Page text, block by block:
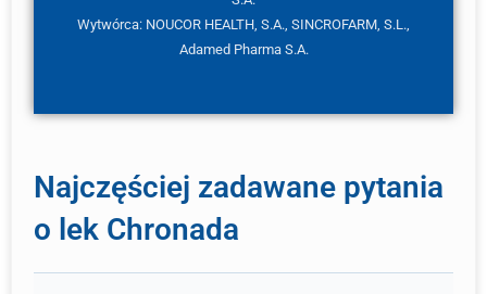
Wytwórca: NOUCOR HEALTH, S.A., SINCROFARM, S.L.,
Adamed Pharma S.A.
Najczęściej zadawane pytania
o lek Chronada